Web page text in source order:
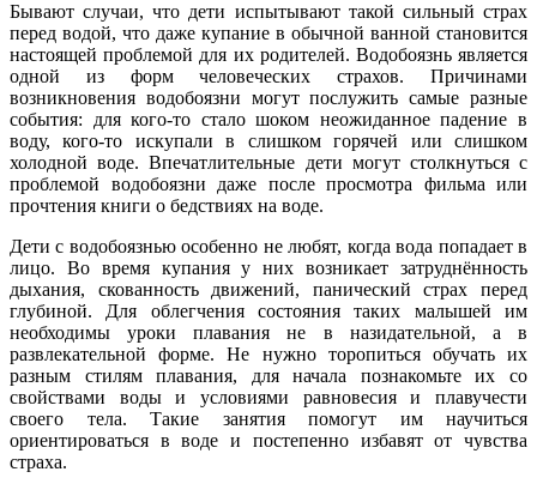
Бывают случаи, что дети испытывают такой сильный страх
перед водой, что даже купание в обычной ванной становится
настоящей проблемой для их родителей. Водобоязнь является
одной из форм человеческих страхов. Причинами
возникновения водобоязни могут послужить самые разные
события: для кого-то стало шоком неожиданное падение в
воду, кого-то искупали в слишком горячей или слишком
холодной воде. Впечатлительные дети могут столкнуться с
проблемой водобоязни даже после просмотра фильма или
прочтения книги о бедствиях на воде.
Дети с водобоязнью особенно не любят, когда вода попадает в
лицо. Во время купания у них возникает затруднённость
дыхания, скованность движений, панический страх перед
глубиной. Для облегчения состояния таких малышей им
необходимы уроки плавания не в назидательной, а в
развлекательной форме. Не нужно торопиться обучать их
разным стилям плавания, для начала познакомьте их со
свойствами воды и условиями равновесия и плавучести
своего тела. Такие занятия помогут им научиться
ориентироваться в воде и постепенно избавят от чувства
страха.